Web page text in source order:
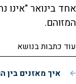
אחד בינואר "אינו
המזוהם.
עוד כתבות בנושא
איך מאזנים בין